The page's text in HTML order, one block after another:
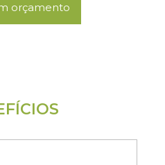
orçamento